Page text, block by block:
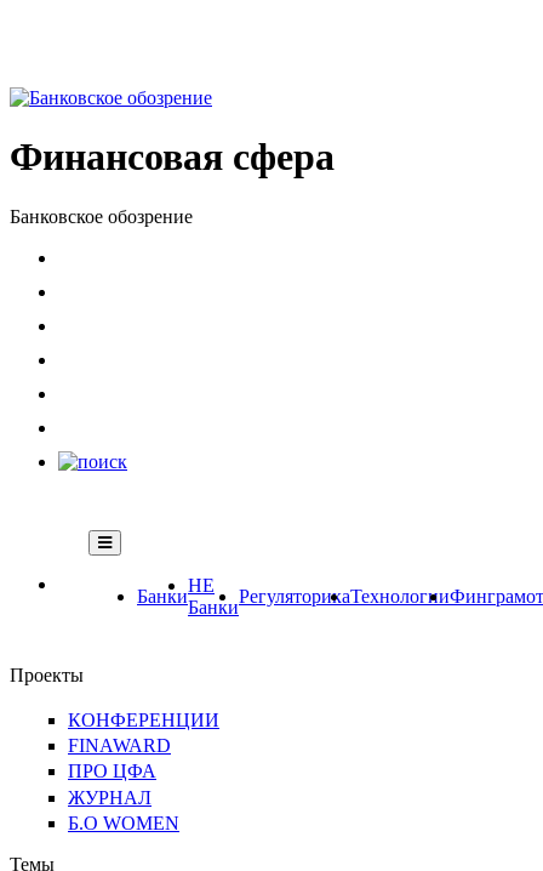
Финансовая сфера
Банковское обозрение
Банки
НЕ
Банки
РегуляторикаТехнологии
Проекты
КОНФЕРЕНЦИИ
FINAWARD
ПРО ЦФА
ЖУРНАЛ
Б.О WOMEN
Темы